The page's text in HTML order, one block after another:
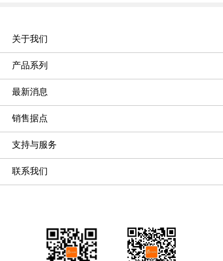
关于我们
产品系列
最新消息
销售据点
支持与服务
联系我们